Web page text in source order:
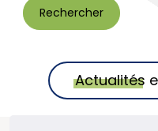
Actualités